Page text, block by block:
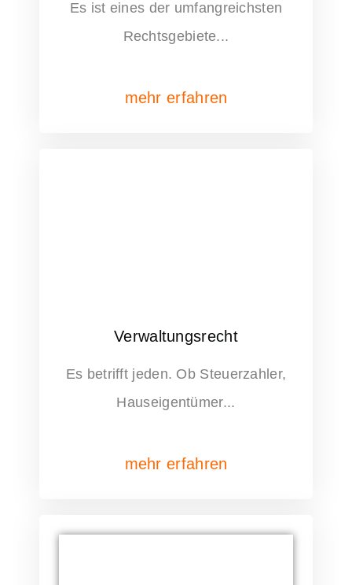
Es ist eines der umfangreichsten
Rechtsgebiete...
mehr erfahren
Verwaltungsrecht
Es betrifft jeden. Ob Steuerzahler,
Hauseigentümer...
mehr erfahren